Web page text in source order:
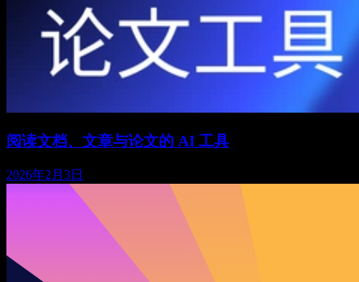
阅读文档、文章与论文的 AI 工具
2026年2月3日